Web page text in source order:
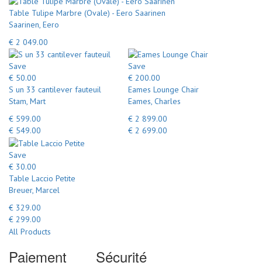
Table Tulipe Marbre (Ovale) - Eero Saarinen
Saarinen, Eero
€ 2 049.00
Save
€ 50.00
S un 33 cantilever fauteuil
Stam, Mart
€ 599.00
€ 549.00
Save
€ 200.00
Eames Lounge Chair
Eames, Charles
€ 2 899.00
€ 2 699.00
Save
€ 30.00
Table Laccio Petite
Breuer, Marcel
€ 329.00
€ 299.00
All Products
Paiement Sécurité